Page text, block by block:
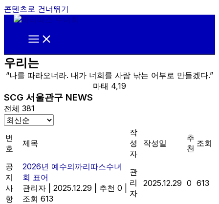
콘텐츠로 건너뛰기
우리는
“나를 따라오너라. 내가 너희를 사람 낚는 어부로 만들겠다.”
마태 4,19
SCG 서울관구 NEWS
전체 381
번
호
제목
작
성
자
작성일
추
천
조회
공
지
사
항
2026년 예수의까리따스수녀
회 표어
관리자
2025.12.29 추천 0
조회 613
관
리
자
2025.12.29 0 613